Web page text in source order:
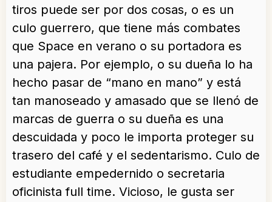
tiros puede ser por dos cosas, o es un
culo guerrero, que tiene más combates
que Space en verano o su portadora es
una pajera. Por ejemplo, o su dueña lo ha
hecho pasar de “mano en mano” y está
tan manoseado y amasado que se llenó de
marcas de guerra o su dueña es una
descuidada y poco le importa proteger su
trasero del café y el sedentarismo. Culo de
estudiante empedernido o secretaria
oficinista full time. Vicioso, le gusta ser